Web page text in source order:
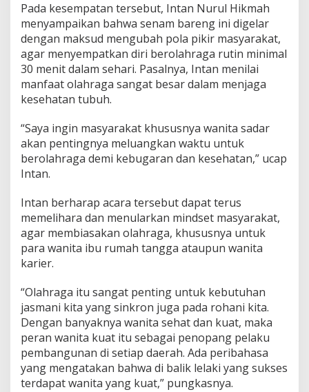
Pada kesempatan tersebut, Intan Nurul Hikmah
menyampaikan bahwa senam bareng ini digelar
dengan maksud mengubah pola pikir masyarakat,
agar menyempatkan diri berolahraga rutin minimal
30 menit dalam sehari. Pasalnya, Intan menilai
manfaat olahraga sangat besar dalam menjaga
kesehatan tubuh.
“Saya ingin masyarakat khususnya wanita sadar
akan pentingnya meluangkan waktu untuk
berolahraga demi kebugaran dan kesehatan,” ucap
Intan.
Intan berharap acara tersebut dapat terus
memelihara dan menularkan mindset masyarakat,
agar membiasakan olahraga, khususnya untuk
para wanita ibu rumah tangga ataupun wanita
karier.
“Olahraga itu sangat penting untuk kebutuhan
jasmani kita yang sinkron juga pada rohani kita.
Dengan banyaknya wanita sehat dan kuat, maka
peran wanita kuat itu sebagai penopang pelaku
pembangunan di setiap daerah. Ada peribahasa
yang mengatakan bahwa di balik lelaki yang sukses
terdapat wanita yang kuat,” pungkasnya.